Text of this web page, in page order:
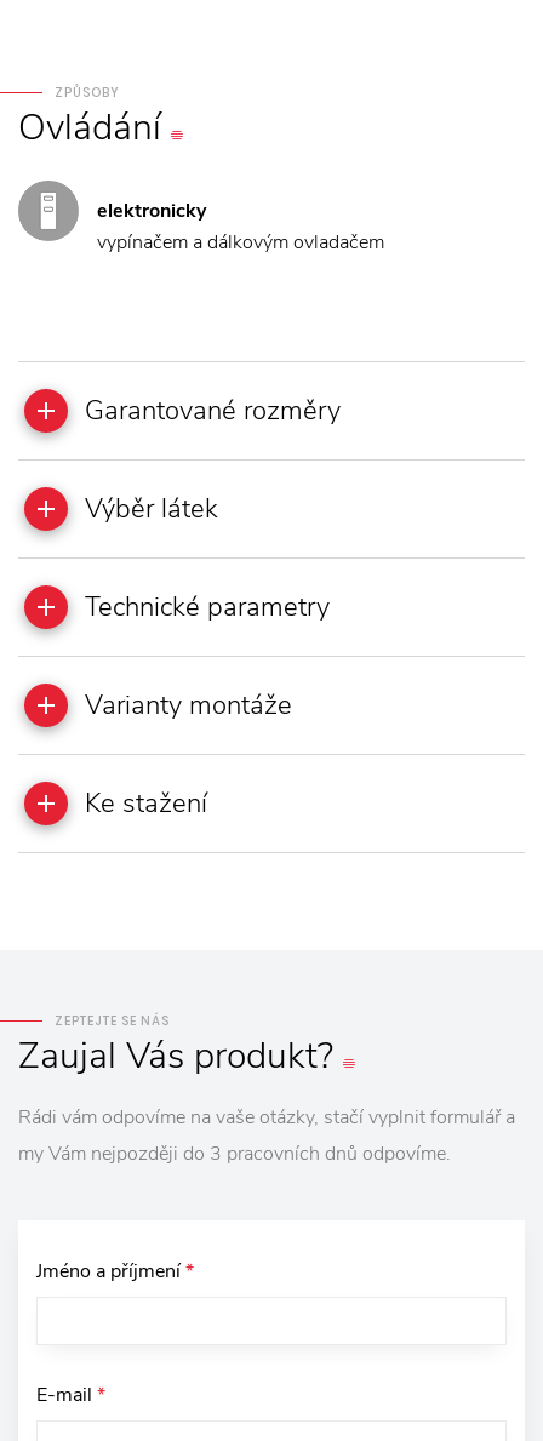
ZPŮSOBY
Ovládání
elektronicky
vypínačem a dálkovým ovladačem
Garantované rozměry
Výběr látek
Technické parametry
Varianty montáže
Ke stažení
ZEPTEJTE SE NÁS
Zaujal Vás produkt?
Rádi vám odpovíme na vaše otázky, stačí vyplnit formulář a
my Vám nejpozději do 3 pracovních dnů odpovíme.
Jméno a příjmení*
E-mail *